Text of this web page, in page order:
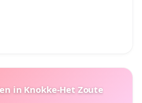
in Knokke-Het Zoute